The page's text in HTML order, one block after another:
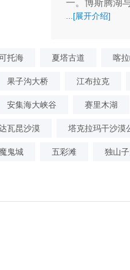
一。博斯腾湖
[展开介绍]
托海 夏塔古道 喀
果子沟大桥 江布拉克
安集海大峡谷 赛里木湖
瓦昆沙漠 塔克拉玛干沙漠
鬼城 五彩滩 独山